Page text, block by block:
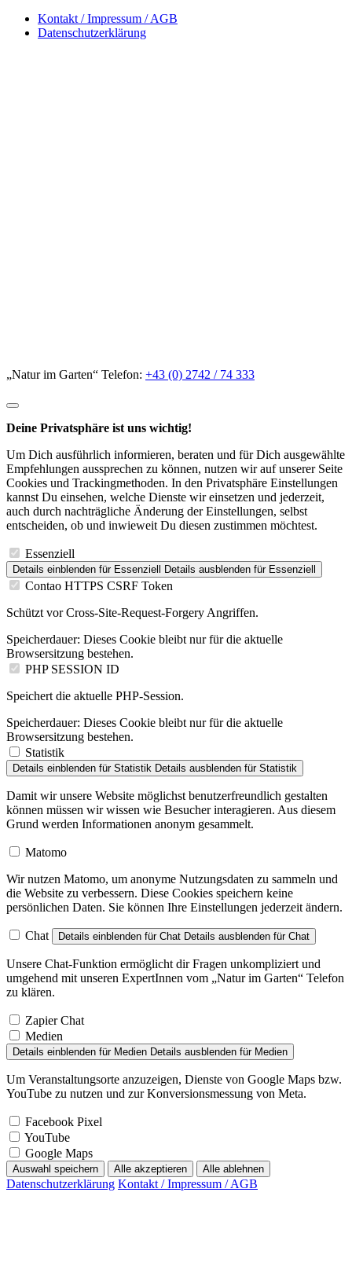
Kontakt / Impressum / AGB
Datenschutzerklärung
„Natur im Garten“ Telefon: +43 (0) 2742 / 74 333
Deine Privatsphäre ist uns wichtig!
Um Dich ausführlich informieren, beraten und für Dich ausgewählte
Empfehlungen aussprechen zu können, nutzen wir auf unserer Seite
Cookies und Trackingmethoden. In den Privatsphäre Einstellungen
kannst Du einsehen, welche Dienste wir einsetzen und jederzeit,
auch durch nachträgliche Änderung der Einstellungen, selbst
entscheiden, ob und inwieweit Du diesen zustimmen möchtest.
Essenziell
Details einblenden für Essenziell Details ausblenden für Essenziell
Contao HTTPS CSRF Token
Schützt vor Cross-Site-Request-Forgery Angriffen.
Speicherdauer: Dieses Cookie bleibt nur für die aktuelle
Browsersitzung bestehen.
PHP SESSION ID
Speichert die aktuelle PHP-Session.
Speicherdauer: Dieses Cookie bleibt nur für die aktuelle
Browsersitzung bestehen.
Statistik
Details einblenden für Statistik Details ausblenden für Statistik
Damit wir unsere Website möglichst benutzerfreundlich gestalten
können müssen wir wissen wie Besucher interagieren. Aus diesem
Grund werden Informationen anonym gesammelt.
Matomo
Wir nutzen Matomo, um anonyme Nutzungsdaten zu sammeln und
die Website zu verbessern. Diese Cookies speichern keine
persönlichen Daten. Sie können Ihre Einstellungen jederzeit ändern.
Chat Details einblenden für Chat Details ausblenden für Chat
Unsere Chat-Funktion ermöglicht dir Fragen unkompliziert und
umgehend mit unseren ExpertInnen vom „Natur im Garten“ Telefon
zu klären.
Zapier Chat
Medien
Details einblenden für Medien Details ausblenden für Medien
Um Veranstaltungsorte anzuzeigen, Dienste von Google Maps bzw.
YouTube zu nutzen und zur Konversionsmessung von Meta.
Facebook Pixel
YouTube
Google Maps
Auswahl speichern Alle akzeptieren Alle ablehnen
Datenschutzerklärung Kontakt / Impressum / AGB